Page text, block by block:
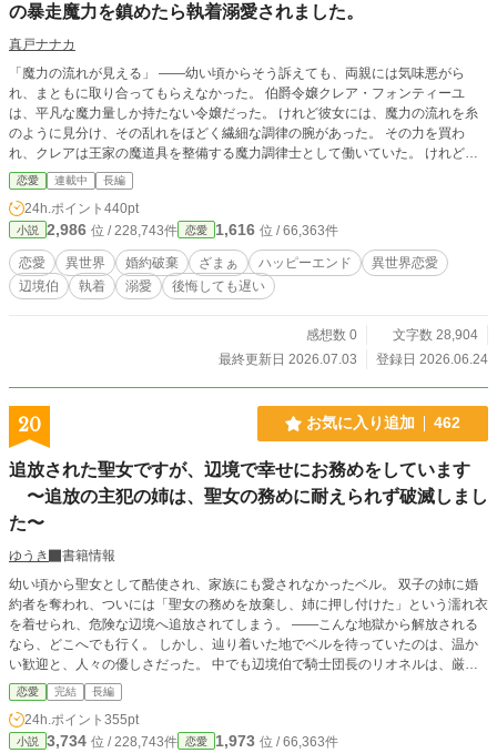
の暴走魔力を鎮めたら執着溺愛されました。
真戸ナナカ
「魔力の流れが見える」 ――幼い頃からそう訴えても、両親には気味悪がら
れ、まともに取り合ってもらえなかった。 伯爵令嬢クレア・フォンティーユ
は、平凡な魔力量しか持たない令嬢だった。 けれど彼女には、魔力の流れを糸
のように見分け、その乱れをほどく繊細な調律の腕があった。 その力を買わ
れ、クレアは王家の魔道具を整備する魔力調律士として働いていた。 けれど婚
約者の王太子アルベールは、婚約発表の直前になって「可愛げがない」と一方的
にクレアを切り捨て、男爵令嬢マリーベルを正式な婚約者に選んでしまう。 婚
約破棄されたクレアは、王命により北方の辺境伯領へ追いやられることに。 実
家にも見放され、一人きりで向かったノルトハーゲン領で、彼女は人を寄せつけ
ないと恐れられる「氷の辺境伯」アシュレイ・ノルトハーゲンと出会う。 誰に
も理解されなかったクレアの力は、強大すぎる魔力に苦しむアシュレイにとっ
て、唯一の救いだった。 冷徹と恐れられた辺境伯は、次第にクレアに惹かれ、
いた魔道具が少しずつ不調を起こし始めていて――。 王家の魔道具が動かな
恋愛 連載中 長編
24h.ポイント 440pt
小説 2,986 位 / 228,743件 恋愛 1,616 位 / 66,363件
恋愛 異世界 婚約破棄 ざまぁ ハッピーエンド
異世界恋愛
辺境伯
執着 溺愛 後悔しても遅い
感想数 0
文字数 28,904
最終更新日 2026.07.03
登録日 2026.06.24
20 お気に入り追加 462
追放された聖女ですが、辺境で幸せにお務めをしています
〜追放の主犯の姉は、聖女の務めに耐えられず破滅しまし
た〜
ゆうき
書籍情報
幼い頃から聖女として酷使され、家族にも愛されなかったベル。 双子の姉に婚
約者を奪われ、ついには「聖女の務めを放棄し、姉に押し付けた」という濡れ衣
を着せられ、危険な辺境へ追放されてしまう。 ――こんな地獄から解放される
なら、どこへでも行く。 しかし、辿り着いた地でベルを待っていたのは、温か
い歓迎と、人々の優しさだった。 中でも辺境伯で騎士団長のリオネルは、厳つ
い姿とは裏腹に穏やかで優しく、ベルを大切にしてくれた。 一方、王都では姉
が聖女の務めに追い詰められ、次第に破綻していく。 さらに、リオネルの隠さ
れた秘密と、辺境を覆う瘴気の謎が、ベルの運命を大きく揺るがす――。 ☆全
四十六話。予約投稿済みです。タイトルを変えました。前タイトル『婚約破棄に
恋愛 完結 長編
24h.ポイント 355pt
小説 3,734 位 / 228,743件 恋愛 1,973 位 / 66,363件